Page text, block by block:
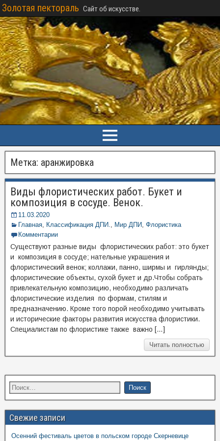
Золотая пектораль Сайт об искусстве.
Метка: аранжировка
Виды флористических работ. Букет и
композиция в сосуде. Венок.
11.03.2020
Главная, Классификация ДПИ., Мир ДПИ, Флористика
Комментарии
Существуют разные виды флористических работ: это букет
и композиция в сосуде; нательные украшения и
флористический венок; коллажи, панно, ширмы и гирлянды;
флористические объекты, сухой букет и др.Чтобы собрать
привлекательную композицию, необходимо различать
флористические изделия по формам, стилям и
предназначению. Кроме того порой необходимо учитывать
и исторические факторы развития искусства флористики.
Специалистам по флористике также важно […]
Читать полностью
Свежие записи
Осенний фестиваль цветов в польском городе Скерневице